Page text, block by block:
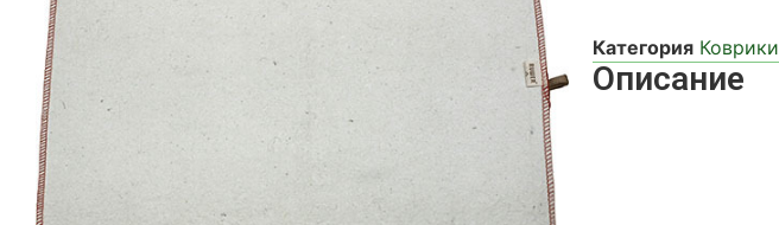
Категория Коврики
Описание